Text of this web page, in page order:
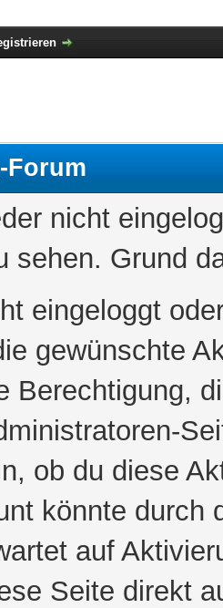
Forum
nicht
sehen. Grund
eingeloggt
gewünschte
Berechtigung,
ob du diese
könnte durch
auf
Seite direkt